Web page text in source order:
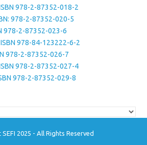
978-2-87352-018-2
978-2-87352-020-5
978-2-87352-023-6
978-84-123222-6-2
978-2-87352-026-7
978-2-87352-027-4
978-2-87352-029-8
2025 - All Rights Reserved